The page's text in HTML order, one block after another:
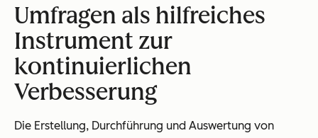
Umfragen als hilfreiches
Instrument zur
kontinuierlichen
Verbesserung
Die Erstellung, Durchführung und Auswertung von